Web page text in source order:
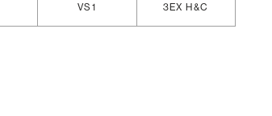
VS1 3EX H&C